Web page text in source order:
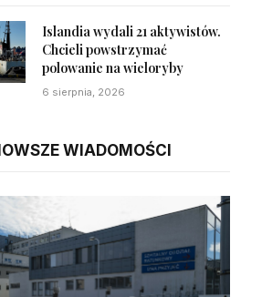
Islandia wydali 21 aktywistów.
Chcieli powstrzymać
polowanie na wieloryby
6 sierpnia, 2026
WIADOMOŚCI